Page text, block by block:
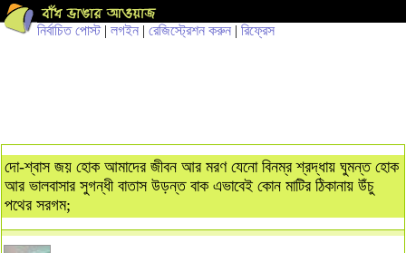
নির্বাচিত পোস্ট| লগইন | রেজিস্ট্রেশন করুন | রিফ্রেস
দো-শ্বাস জয় হোক আমাদের জীবন আর মরণ যেনো বিনম্র শ্রদ্ধায় ঘুমন্ত হোক
আর ভালবাসার সুগন্ধী বাতাস উড়ন্ত বাক এভাবেই কোন মাটির ঠিকানায় উঁচু
পথের সরগম;